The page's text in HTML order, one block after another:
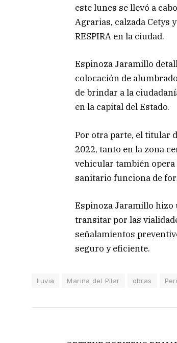
este lunes se llevó a
Agrarias, calzada Cetys
RESPIRA en la ciudad.
Espinoza Jaramillo
colocación de
de brindar a la
en la capital del Estado.
Por otra parte, el titular
2022, tanto en la zona
vehicular también
sanitario funciona de
Espinoza Jaramillo hizo
transitar por las
señalamientos
seguro y eficiente.
lluvia Marina del Pilar obras